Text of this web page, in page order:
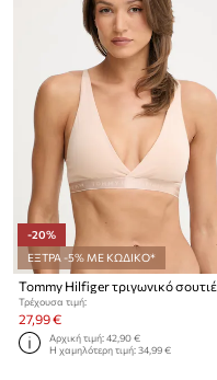
-20%
ΕΞΤΡΑ -5% ΜΕ ΚΩΔΙΚΟ*
Τρέχουσα τιμή:
27,99 €
Αρχική τιμή:42,90 €
Η χαμηλότερη τιμή:34,99 €